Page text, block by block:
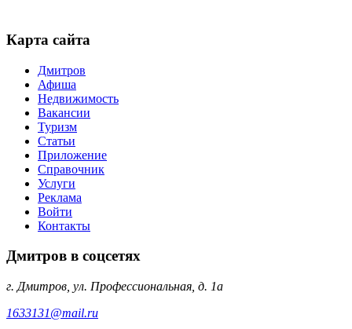
Карта сайта
Дмитров
Афиша
Недвижимость
Вакансии
Туризм
Статьи
Приложение
Справочник
Услуги
Реклама
Войти
Контакты
Дмитров в соцсетях
г. Дмитров, ул. Профессиональная, д. 1а
1633131@mail.ru